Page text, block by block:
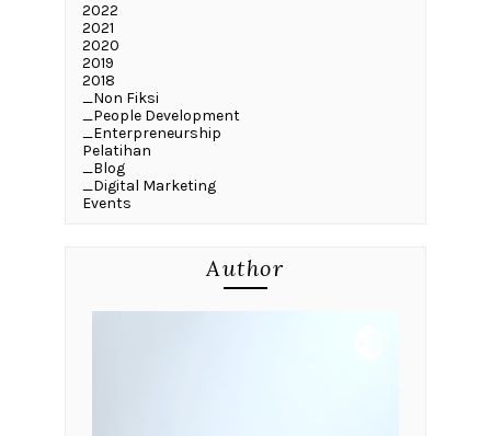
2022
2021
2020
2019
2018
_Non Fiksi
_People Development
_Enterpreneurship
Pelatihan
_Blog
_Digital Marketing
Events
Author